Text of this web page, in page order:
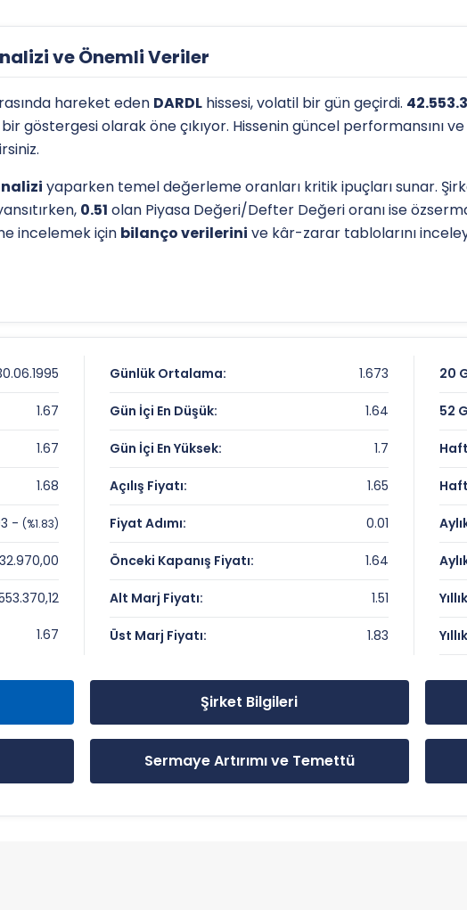
ve Önemli Veriler
hareket eden DARDL hissesi, volatil bir gün geçirdi.
göstergesi olarak öne çıkıyor. Hissenin güncel performansını ve
yaparken temel değerleme oranları kritik ipuçları sunar.
0.51 olan Piyasa Değeri/Defter Değeri oranı ise
incelemek için bilanço verilerini ve kâr-zarar tablolarını
analiz sayfamızdanulaşabilirsiniz.
1.67
1.67
1.68
-(%1.83)
1.67
Günlük Ortalama: 1.673
Gün İçi En Düşük: 1.64
Gün İçi En Yüksek: 1.7
Açılış Fiyatı: 1.65
Fiyat Adımı: 0.01
Önceki Kapanış Fiyatı: 1.64
Alt Marj Fiyatı: 1.51
Üst Marj Fiyatı: 1.83
20
52
Şirket Bilgileri
Sermaye Artırımı ve Temettü